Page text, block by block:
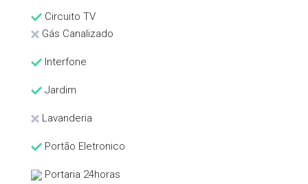
Circuito TV
Gás Canalizado
Interfone
Jardim
Lavanderia
Portão Eletronico
Portaria 24horas